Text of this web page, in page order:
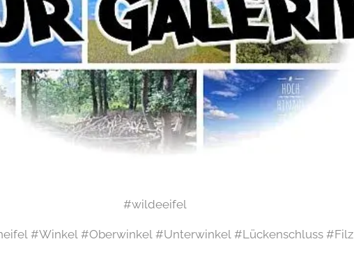
#wildeeifel
#Winkel #Oberwinkel #Unterwinkel #Lückenschluss #Filz